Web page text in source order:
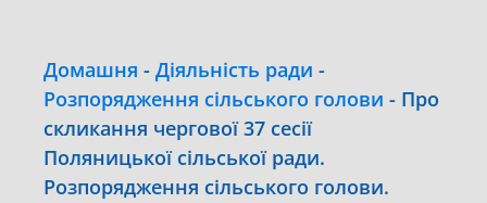
Домашня - Діяльність ради -
Розпорядження сільського голови - Про
скликання чергової 37 сесії
Поляницької сільської ради.
Розпорядження сільського голови.